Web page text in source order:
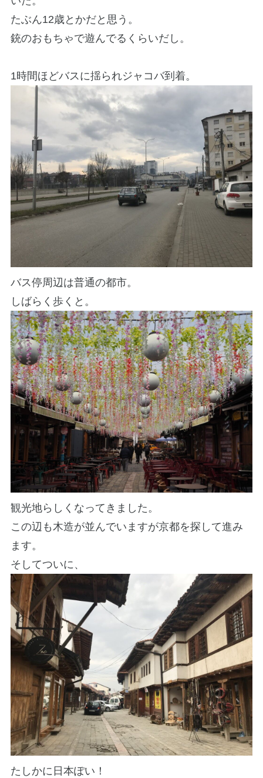
たぶん12歳とかだと思う。
銃のおもちゃで遊んでるくらいだし。
1時間ほどバスに揺られジャコバ到着。
バス停周辺は普通の都市。
しばらく歩くと。
観光地らしくなってきました。
この辺も木造が並んでいますが京都を探して進み
ます。
そしてついに、
たしかに日本ぽい！